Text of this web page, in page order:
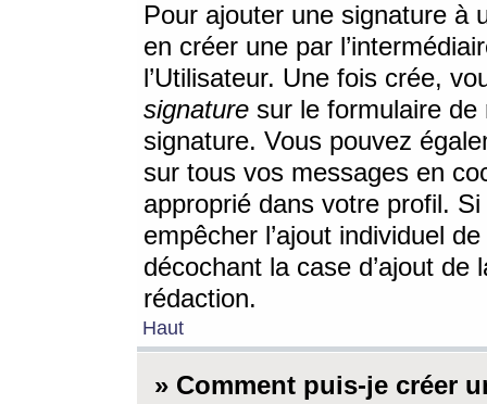
Pour ajouter une signature à
en créer une par
l’Utilisateur. Une fois crée,
signature sur le formulaire de
signature. Vous pouvez
sur tous vos messages en
approprié dans votre profil.
empêcher l’ajout individuel
décochant la case d’ajout
rédaction.
Haut
» Comment puis-je créer